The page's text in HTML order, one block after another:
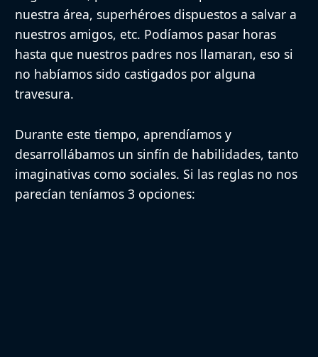
nuestra área, superhéroes dispuestos a salvar a
nuestros amigos, etc. Podíamos pasar horas
hasta que nuestros padres nos llamaran, eso si
no habíamos sido castigados por alguna
travesura.
Durante este tiempo, aprendíamos y
desarrollábamos un sinfín de habilidades, tanto
imaginativas como sociales. Si las reglas no nos
parecían teníamos 3 opciones: